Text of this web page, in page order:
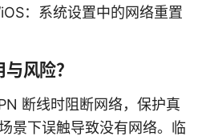
：系统设置中的网络重置
风险？
断线时阻断网络，保护真
景下误触导致没有网络。临